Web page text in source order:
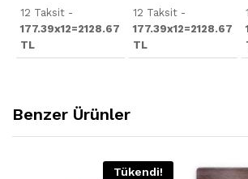
12 Taksit -
177.39x12=2128.67
TL
12 Taksit -
177.39x12=2128.67
TL
Benzer Ürünler
Tükendi!